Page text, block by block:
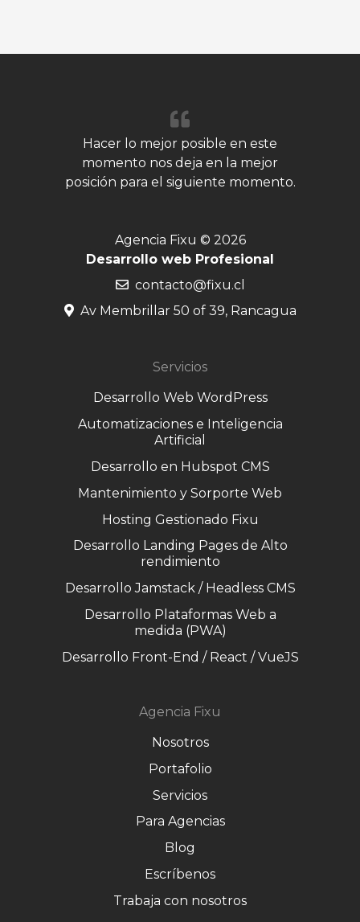
Hacer lo mejor posible en este
momento nos deja en la mejor
posición para el siguiente momento.
Agencia Fixu © 2026
Desarrollo web Profesional
contacto@fixu.cl
Av Membrillar 50 of 39, Rancagua
Servicios
Desarrollo Web WordPress
Automatizaciones e Inteligencia
Artificial
Desarrollo en Hubspot CMS
Mantenimiento y Sorporte Web
Hosting Gestionado Fixu
Desarrollo Landing Pages de Alto
rendimiento
Desarrollo Jamstack / Headless CMS
Desarrollo Plataformas Web a
medida (PWA)
Desarrollo Front-End / React / VueJS
Agencia Fixu
Nosotros
Portafolio
Servicios
Para Agencias
Blog
Escríbenos
Trabaja con nosotros